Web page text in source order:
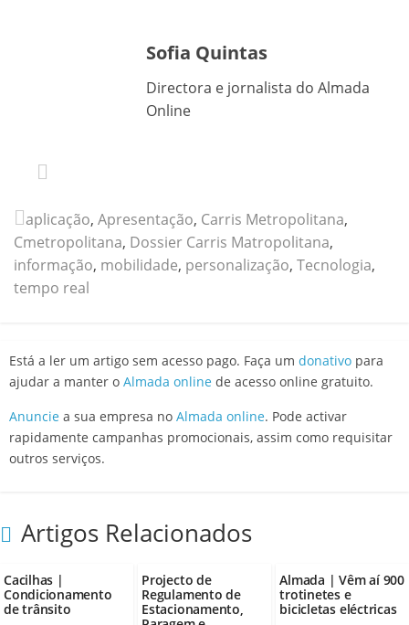
Sofia Quintas
Directora e jornalista do Almada
Online
aplicação, Apresentação, Carris Metropolitana,
Cmetropolitana, Dossier Carris Matropolitana,
informação, mobilidade, personalização, Tecnologia,
tempo real
Está a ler um artigo sem acesso pago. Faça um donativo para
ajudar a manter o Almada online de acesso online gratuito.
Anuncie a sua empresa no Almada online. Pode activar
rapidamente campanhas promocionais, assim como requisitar
outros serviços.
Artigos Relacionados
Cacilhas |
Condicionamento
de trânsito
Projecto de
Regulamento de
Estacionamento,
Almada | Vêm aí 900
trotinetes e
bicicletas eléctricas